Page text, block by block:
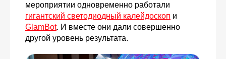
мероприятии одновременно работали
гигантский светодиодный калейдоскоп и
GlamBot. И вместе они дали совершенно
другой уровень результата.